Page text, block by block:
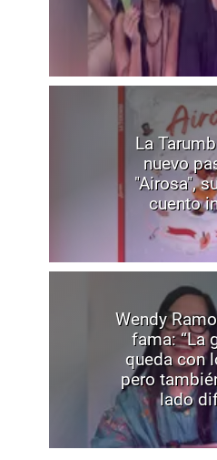
La
nuevo
"Airosa",
cuento
Wendy
fama: “La
queda con
pero
lado